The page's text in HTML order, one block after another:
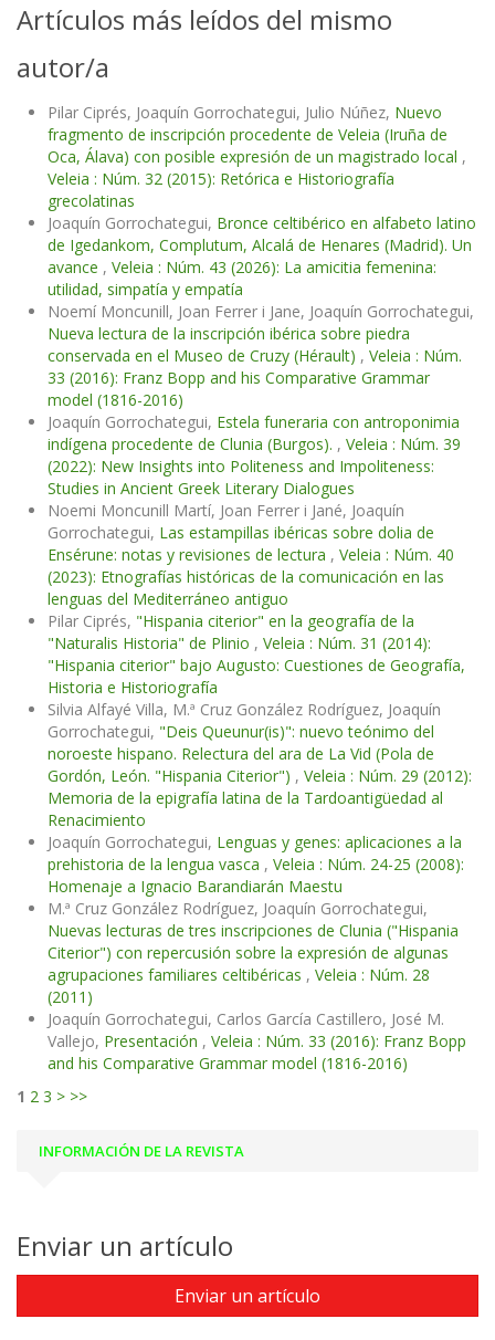
Artículos más leídos del mismo
autor/a
Pilar Ciprés, Joaquín Gorrochategui, Julio Núñez, Nuevo
fragmento de inscripción procedente de Veleia (Iruña de
Oca, Álava) con posible expresión de un magistrado local ,
Veleia : Núm. 32 (2015): Retórica e Historiografía
grecolatinas
Joaquín Gorrochategui, Bronce celtibérico en alfabeto latino
de Igedankom, Complutum, Alcalá de Henares (Madrid). Un
avance , Veleia : Núm. 43 (2026): La amicitia femenina:
utilidad, simpatía y empatía
Noemí Moncunill, Joan Ferrer i Jane, Joaquín Gorrochategui,
Nueva lectura de la inscripción ibérica sobre piedra
conservada en el Museo de Cruzy (Hérault) , Veleia : Núm.
33 (2016): Franz Bopp and his Comparative Grammar
model (1816-2016)
Joaquín Gorrochategui, Estela funeraria con antroponimia
indígena procedente de Clunia (Burgos). , Veleia : Núm. 39
(2022): New Insights into Politeness and Impoliteness:
Studies in Ancient Greek Literary Dialogues
Noemi Moncunill Martí, Joan Ferrer i Jané, Joaquín
Gorrochategui, Las estampillas ibéricas sobre dolia de
Ensérune: notas y revisiones de lectura , Veleia : Núm. 40
(2023): Etnografías históricas de la comunicación en las
lenguas del Mediterráneo antiguo
Pilar Ciprés, "Hispania citerior" en la geografía de la
"Naturalis Historia" de Plinio , Veleia : Núm. 31 (2014):
"Hispania citerior" bajo Augusto: Cuestiones de Geografía,
Historia e Historiografía
Silvia Alfayé Villa, M.ª Cruz González Rodríguez, Joaquín
Gorrochategui, "Deis Queunur(is)": nuevo teónimo del
noroeste hispano. Relectura del ara de La Vid (Pola de
Gordón, León. "Hispania Citerior") , Veleia : Núm. 29 (2012):
Memoria de la epigrafía latina de la Tardoantigüedad al
Renacimiento
Joaquín Gorrochategui, Lenguas y genes: aplicaciones a la
prehistoria de la lengua vasca , Veleia : Núm. 24-25 (2008):
Homenaje a Ignacio Barandiarán Maestu
M.ª Cruz González Rodríguez, Joaquín Gorrochategui,
Nuevas lecturas de tres inscripciones de Clunia ("Hispania
Citerior") con repercusión sobre la expresión de algunas
agrupaciones familiares celtibéricas , Veleia : Núm. 28
(2011)
Joaquín Gorrochategui, Carlos García Castillero, José M.
Vallejo, Presentación , Veleia : Núm. 33 (2016): Franz Bopp
and his Comparative Grammar model (1816-2016)
1 2 3 > >>
INFORMACIÓN DE LA REVISTA
Enviar un artículo
Enviar un artículo